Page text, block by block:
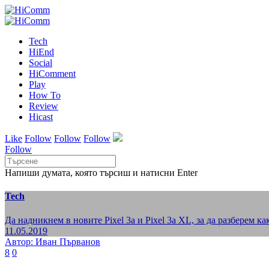
Tech
HiEnd
Social
HiComment
Play
How To
Review
Hicast
Like Follow Follow Follow
Follow
Напиши думата, която търсиш и натисни Enter
Tech
Да надникнем в новите Pixel 3a и Pixel 3a XL, за да разберем
11.05.2019
Автор: Иван Първанов
8 0